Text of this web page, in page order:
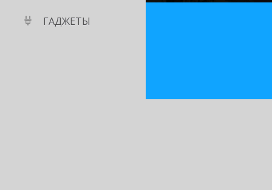
ГАДЖЕТЫ